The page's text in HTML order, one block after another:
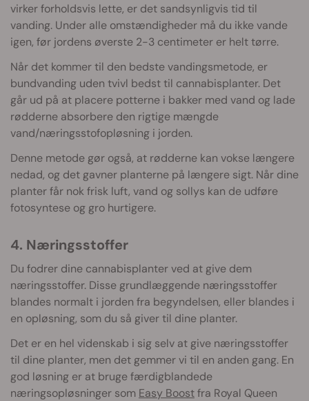
virker forholdsvis lette, er det sandsynligvis tid til
vanding. Under alle omstændigheder må du ikke vande
igen, før jordens øverste 2-3 centimeter er helt tørre.
Når det kommer til den bedste vandingsmetode, er
bundvanding uden tvivl bedst til cannabisplanter. Det
går ud på at placere potterne i bakker med vand og lade
rødderne absorbere den rigtige mængde
vand/næringsstofopløsning i jorden.
Denne metode gør også, at rødderne kan vokse længere
nedad, og det gavner planterne på længere sigt. Når dine
planter får nok frisk luft, vand og sollys kan de udføre
fotosyntese og gro hurtigere.
4. Næringsstoffer
Du fodrer dine cannabisplanter ved at give dem
næringsstoffer. Disse grundlæggende næringsstoffer
blandes normalt i jorden fra begyndelsen, eller blandes i
en opløsning, som du så giver til dine planter.
Det er en hel videnskab i sig selv at give næringsstoffer
til dine planter, men det gemmer vi til en anden gang. En
god løsning er at bruge færdigblandede
næringsopløsninger som Easy Boostfra Royal Queen